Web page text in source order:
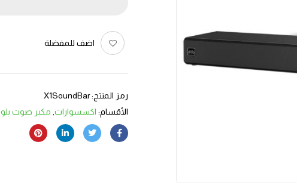
اضف للمفضلة
رمز المنتج:X1SoundBar
الأقسام: اكسسوارات مكبر صوت